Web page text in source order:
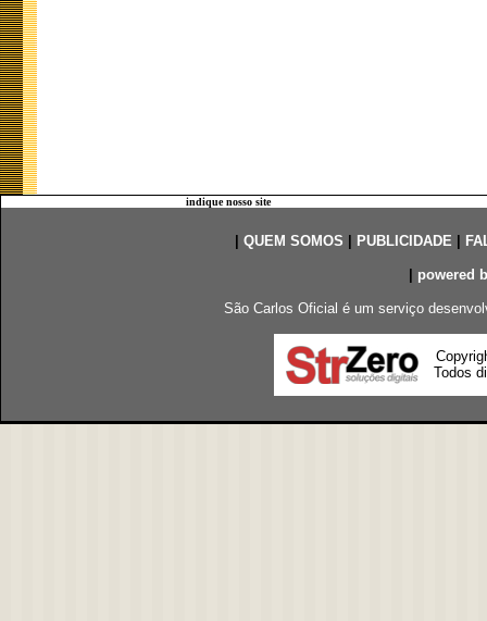
indique nosso site
QUEM SOMOS PUBLICIDADE|
powered
São Carlos Oficial é um serviço
Todos